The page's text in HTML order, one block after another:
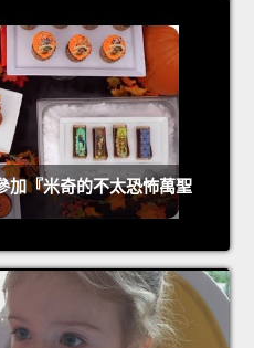
加『米奇的不太恐怖萬聖